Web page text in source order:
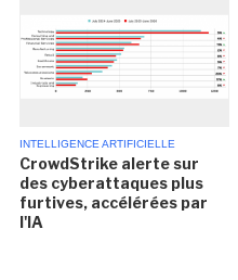
INTELLIGENCE ARTIFICIELLE
CrowdStrike alerte sur
des cyberattaques plus
furtives, accélérées par
l'IA